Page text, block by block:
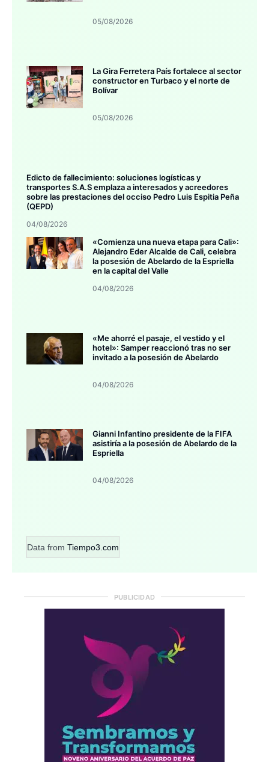
05/08/2026
La Gira Ferretera País fortalece al sector
constructor en Turbaco y el norte de
Bolívar
05/08/2026
Edicto de fallecimiento: soluciones logísticas y
transportes S.A.S emplaza a interesados y acreedores
sobre las prestaciones del occiso Pedro Luis Espitia Peña
(QEPD)
04/08/2026
«Comienza una nueva etapa para Cali»:
Alejandro Eder Alcalde de Cali, celebra
la posesión de Abelardo de la Espriella
en la capital del Valle
04/08/2026
«Me ahorré el pasaje, el vestido y el
hotel»: Samper reaccionó tras no ser
invitado a la posesión de Abelardo
04/08/2026
Gianni Infantino presidente de la FIFA
asistiría a la posesión de Abelardo de la
Espriella
04/08/2026
Data from Tiempo3.com
PUBLICIDAD